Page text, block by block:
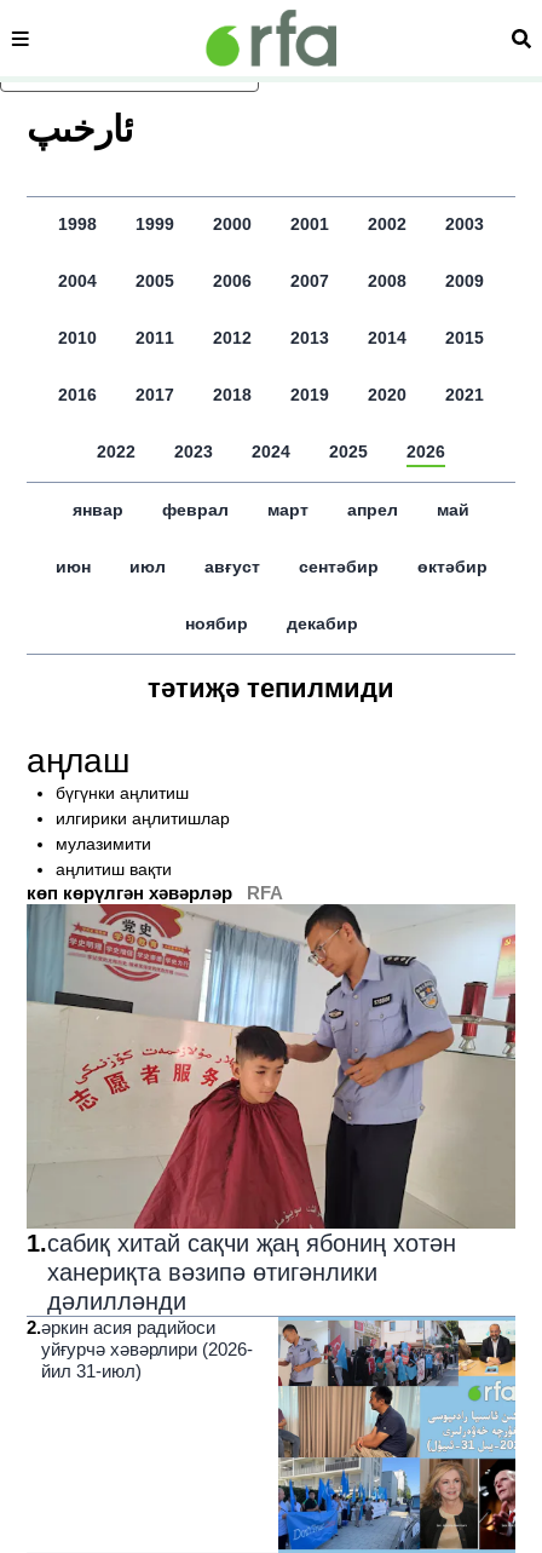
асаслиқ мәзмунға атлаң
сәһипә
ﺋﺎﺭﺧﯩﭗ
1998 1999 2000 2001 2002 2003
2004 2005 2006 2007 2008 2009
2010 2011 2012 2013 2014 2015
2016 2017 2018 2019 2020 2021
2022 2023 2024 2025 2026
январ феврал март апрел май
июн июл авғуст сентәбир өктәбир
ноябир декабир
тәтиҗә тепилмиди
аңлаш
бүгүнки аңлитиш
илгирики аңлитишлар
мулазимити
аңлитиш вақти
көп көрүлгән хәвәрләр RFA
1.сабиқ хитай сақчи җаң ябониң хотән
ханериқта вәзипә өтигәнлики
дәлилләнди
2.әркин асия радийоси
уйғурчә хәвәрлири (2026-
йил 31-июл)